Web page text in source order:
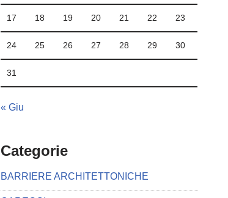
17 18 19 20 21 22 23
24 25 26 27 28 29 30
31
« Giu
Categorie
BARRIERE ARCHITETTONICHE